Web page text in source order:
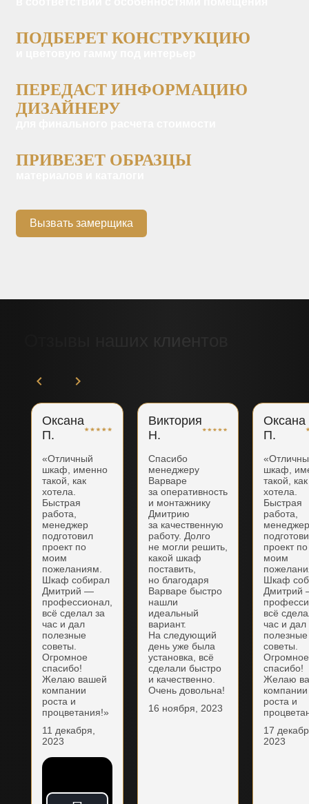
ПОДБЕРЕТ КОНСТРУКЦИЮ
ПЕРЕДАСТ ИНФОРМАЦИЮ
ДИЗАЙНЕРУ
ПРИВЕЗЕТ ОБРАЗЦЫ
Вызвать замерщика
Оксана
П.
«Отличный
шкаф, именно
такой, как
хотела.
Быстрая
работа,
менеджер
подготовил
проект по
моим
пожеланиям.
Шкаф собирал
Дмитрий —
профессионал,
всё сделал за
час и дал
полезные
советы.
Огромное
спасибо!
Желаю вашей
компании
роста и
процветания!»
11 декабря,
2023
Виктория
Н.
Спасибо
менеджеру
Варваре
за оперативность
и монтажнику
Дмитрию
за качественную
работу. Долго
не могли решить,
какой шкаф
поставить,
но благодаря
Варваре быстро
нашли
идеальный
вариант.
На следующий
день уже была
установка, всё
сделали быстро
и качественно.
Очень довольна!
16 ноября, 2023
Оксана
П.
шкаф,
такой, как
хотела.
Быстрая
работа,
проект по
моим
Шкаф
Дмитрий
всё
час и дал
полезные
советы.
Огромное
спасибо!
Желаю
компании
роста и
17
2023